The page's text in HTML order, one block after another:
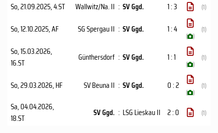
So, 21.09.2025, 4.ST Wallwitz/Na. II : SV Ggd. 1 : 3 (1)
So, 12.10.2025, AF SG Spergau II : SV Ggd. 1 : 4
( )
(1)
So, 15.03.2026,
16.ST
Günthersdorf : SV Ggd. 1 : 1
( )
(1)
So, 29.03.2026, HF SV Beuna II : SV Ggd. 0 : 2
( )
(1)
Sa, 04.04.2026,
18.ST
SV Ggd. : LSG Lieskau II 2 : 0 (1)